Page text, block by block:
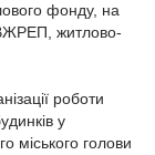
фонду, на
житлово-
роботи
у
міського голови